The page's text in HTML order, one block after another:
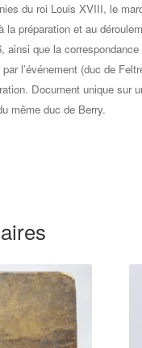
du roi Louis XVIII, le
préparation et au
ainsi que la
l’événement (duc de
Document unique sur
même duc de Berry.